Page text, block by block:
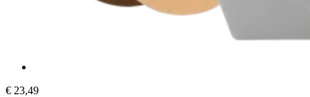
€ 23,49